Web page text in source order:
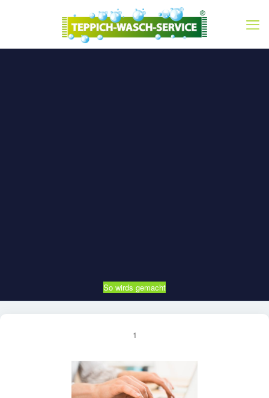
So wirds gemacht
1